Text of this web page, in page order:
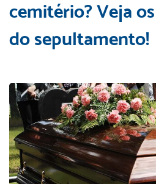
cemitério? Veja
do sepultamento!